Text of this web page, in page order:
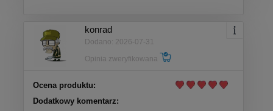
konrad
Dodano: 2026-07-31
Opinia zweryfikowana
Ocena produktu:
Dodatkowy komentarz: